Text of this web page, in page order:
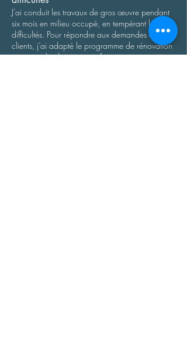
J’ai conduit les travaux de gros œuvre pendant
six mois en milieu occupé, en tempérant les
difficultés. Pour répondre aux demandes de mes
clients, j’ai adapté le programme de rénovation
en cours de chantier et ai fait accepter ces